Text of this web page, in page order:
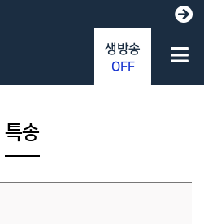
특송
생방송
OFF